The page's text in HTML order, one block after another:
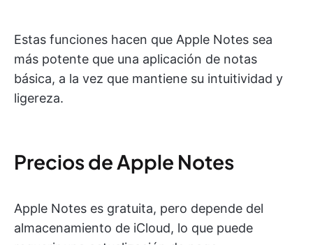
Estas funciones hacen que Apple Notes sea
más potente que una aplicación de notas
básica, a la vez que mantiene su intuitividad y
ligereza.
Precios de Apple Notes
Apple Notes es gratuita, pero depende del
almacenamiento de iCloud, lo que puede